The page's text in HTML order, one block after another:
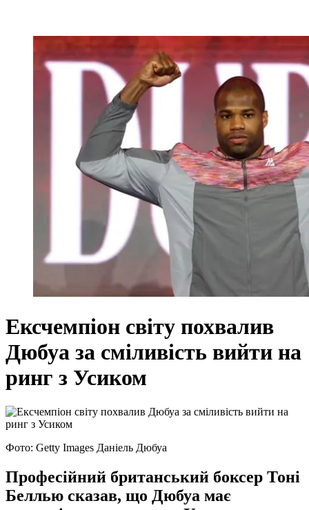
Ексчемпіон світу похвалив
Дюбуа за сміливість вийти на
ринг з Усиком
Фото: Getty Images Даніель Дюбуа
Професійний британський боксер Тоні
Беллью сказав, що Дюбуа має